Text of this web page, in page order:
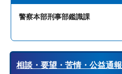
警察本部刑事部鑑識課
相談・要望・苦情・公益通報